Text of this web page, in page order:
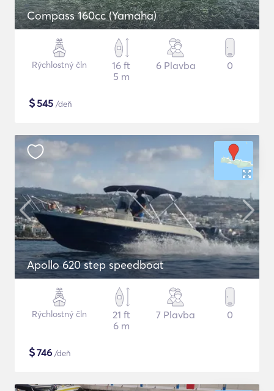
Compass 160cc (Yamaha)
Rýchlostný čln
16 ft
5 m
6 Plavba 0
$545 /deň
Apollo 620 step speedboat
Rýchlostný čln
21 ft
6 m
7 Plavba 0
$746 /deň